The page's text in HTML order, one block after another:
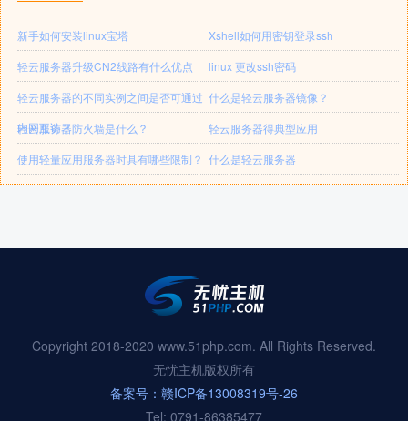
新手如何安装linux宝塔
Xshell如何用密钥登录ssh
轻云服务器升级CN2线路有什么优点
linux 更改ssh密码
轻云服务器的不同实例之间是否可通过
内网互访？
什么是轻云服务器镜像？
轻云服务器防火墙是什么？
轻云服务器得典型应用
使用轻量应用服务器时具有哪些限制？ 什么是轻云服务器
Copyright 2018-2020 www.51php.com. All Rights Reserved.
无忧主机版权所有
备案号：赣ICP备13008319号-26
Tel: 0791-86385477